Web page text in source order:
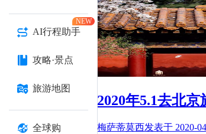
AI行程助手
NEW
攻略·景点
旅游地图
全球购
2020年5.1去北
梅萨蒂莫西发表于 2020-